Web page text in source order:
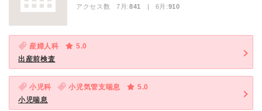
アクセス数 7月:841 | 6月:910
産婦人科
5.0
出産前検査
小児科 小児気管支喘息
5.0
小児喘息